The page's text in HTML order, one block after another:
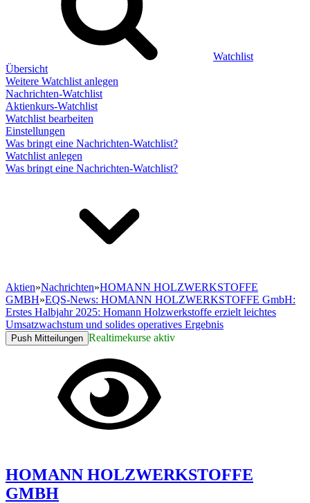
Watchlist
Übersicht
Weitere Watchlist anlegen
Nachrichten-Watchlist
Aktienkurs-Watchlist
Watchlist bearbeiten
Einstellungen
Was bringt eine Nachrichten-Watchlist?
Watchlist anlegen
Was bringt eine Nachrichten-Watchlist?
Aktien»Nachrichten»HOMANN HOLZWERKSTOFFE
GMBH»EQS-News: HOMANN HOLZWERKSTOFFE GmbH:
Erstes Halbjahr 2025: Homann Holzwerkstoffe erzielt leichtes
Umsatzwachstum und solides operatives Ergebnis
Push Mitteilungen Realtimekurse aktiv
HOMANN HOLZWERKSTOFFE
GMBH